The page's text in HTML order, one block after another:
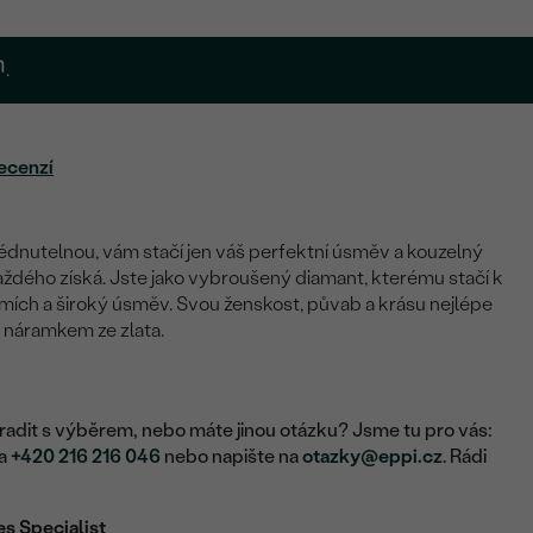
.
vám stačí jen váš perfektní úsměv a kouzelný
získá. Jste jako vybroušený diamant, kterému stačí k
a široký úsměv. Svou ženskost, půvab a krásu nejlépe
ze zlata.
s výběrem, nebo máte jinou otázku? Jsme tu pro vás:
+420 216 216 046 nebo napište naotazky@eppi.cz. Rádi
Specialist